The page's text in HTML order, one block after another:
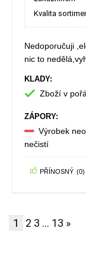
Kvalita
Nedoporučuji
nic to
KLADY:
Zboží v
ZÁPORY:
Výrobek
nečistí
PŘÍNOSNÝ (0)
1 2 3 … 13 »